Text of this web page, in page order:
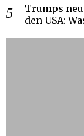
Trumps
den USA: